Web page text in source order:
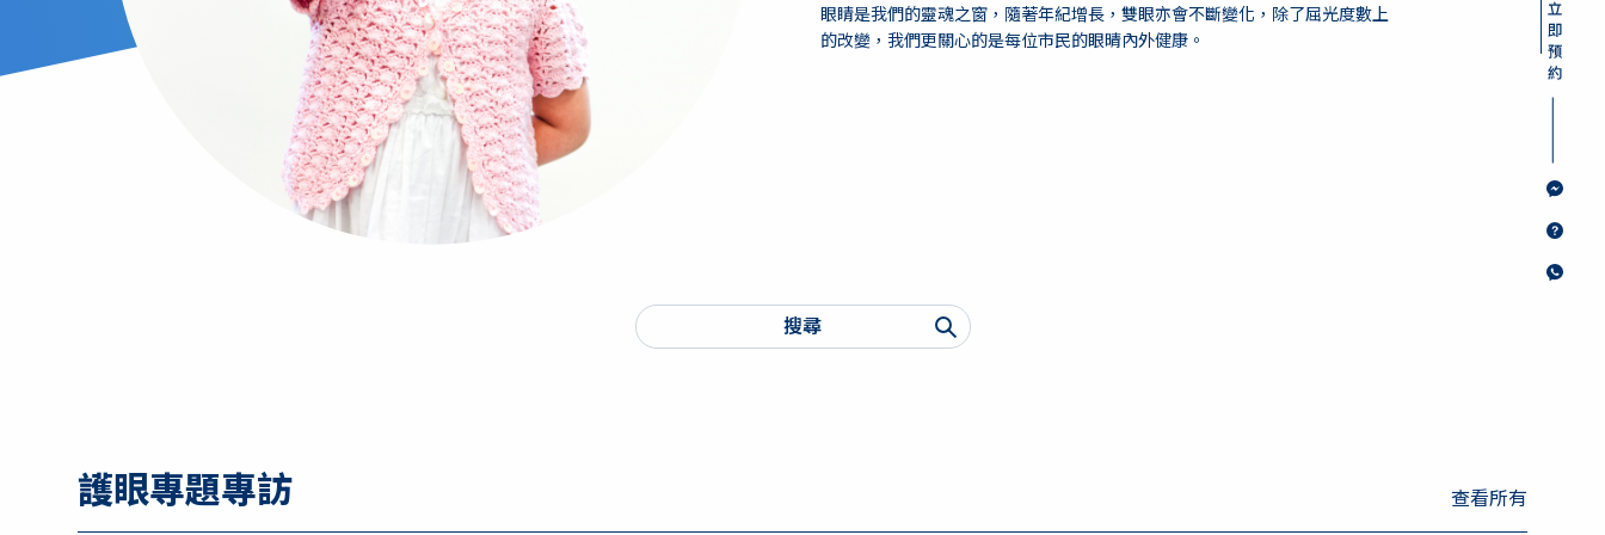
眼睛是我們的靈魂之窗，隨著年紀增長，雙眼亦會不斷變化，除了屈光度數上
的改變，我們更關心的是每位市民的眼晴內外健康。
護眼專題專訪 查看所有